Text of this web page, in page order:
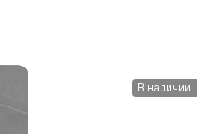
В наличии